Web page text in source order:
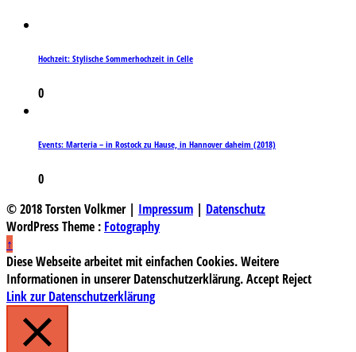
Hochzeit: Stylische Sommerhochzeit in Celle
0
Events: Marteria – in Rostock zu Hause, in Hannover daheim (2018)
0
© 2018 Torsten Volkmer | Impressum | Datenschutz
WordPress Theme : Fotography
↑
Diese Webseite arbeitet mit einfachen Cookies. Weitere
Informationen in unserer Datenschutzerklärung.Accept Reject
Link zur Datenschutzerklärung